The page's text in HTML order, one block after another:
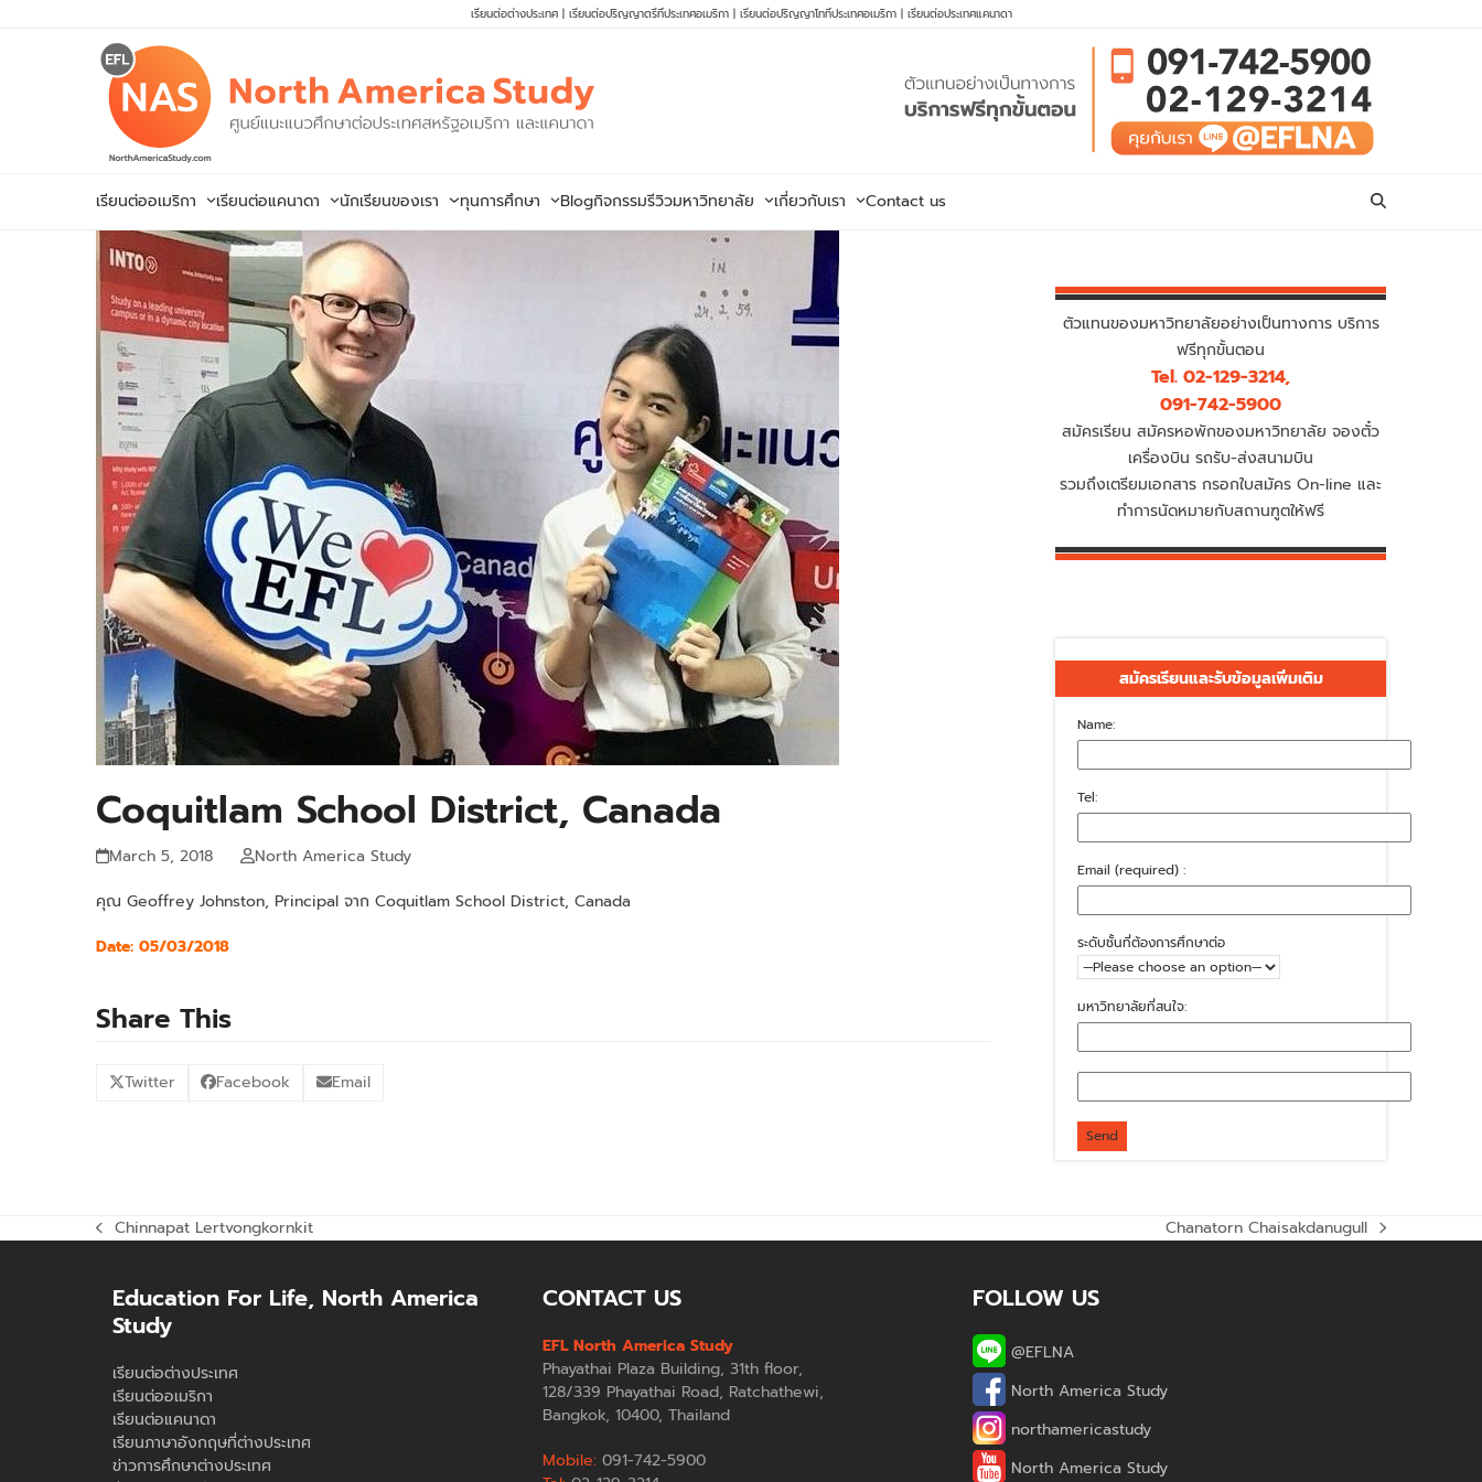
เรียนต่อต่างประเทศ| เรียนต่อปริญญาตรีที่ประเทศอเมริกา | เรียนต่อปริญญาโทที่ประเทศอเมริกา | เรียนต่อประเทศแคนาดา
เรียนต่ออเมริกา เรียนต่อแคนาดา นักเรียนของเรา ทุนการศึกษา Blogกิจกรรมรีวิวมหาวิทยาลัย เกี่ยวกับเรา Contact us
Coquitlam School District, Canada
March 5, 2018
North America Study
คุณ Geoffrey Johnston, Principal จาก Coquitlam School District, Canada
Date: 05/03/2018
Share This
Twitter Facebook Email
ตัวแทนของมหาวิทยาลัยอย่างเป็นทางการ บริการ
ฟรีทุกขั้นตอน
Tel. 02-129-3214,
091-742-5900
สมัครเรียน สมัครหอพักของมหาวิทยาลัย จองตั๋ว
เครื่องบิน รถรับ-ส่งสนามบิน
รวมถึงเตรียมเอกสาร กรอกใบสมัคร On-line และ
ทำการนัดหมายกับสถานฑูตให้ฟรี
สมัครเรียนและรับข้อมูลเพิ่มเติม
Name:
Tel:
Email (required) :
ระดับชั้นที่ต้องการศึกษาต่อ
มหาวิทยาลัยที่สนใจ:
previous
Chinnapat Lertvongkornkit
next
Chanatorn Chaisakdanugull
Education For Life, North America
Study
เรียนต่อต่างประเทศ
เรียนต่ออเมริกา
เรียนต่อแคนาดา
เรียนภาษาอังกฤษที่ต่างประเทศ
ข่าวการศึกษาต่างประเทศ
CONTACT US
EFL North America Study
Phayathai Plaza Building, 31th floor,
128/339 Phayathai Road, Ratchathewi,
Bangkok, 10400, Thailand
Mobile: 091-742-5900
FOLLOW US
@EFLNA
North America Study
northamericastudy
North America Study